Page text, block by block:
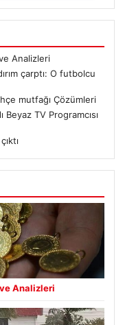
Analizleri
çarptı: O futbolcu
mutfağı Çözümleri
Beyaz TV Programcısı
Analizleri